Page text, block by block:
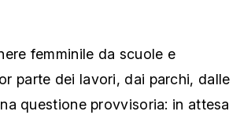
femminile da scuole e
parte dei lavori, dai parchi, dalle
questione provvisoria: in attesa